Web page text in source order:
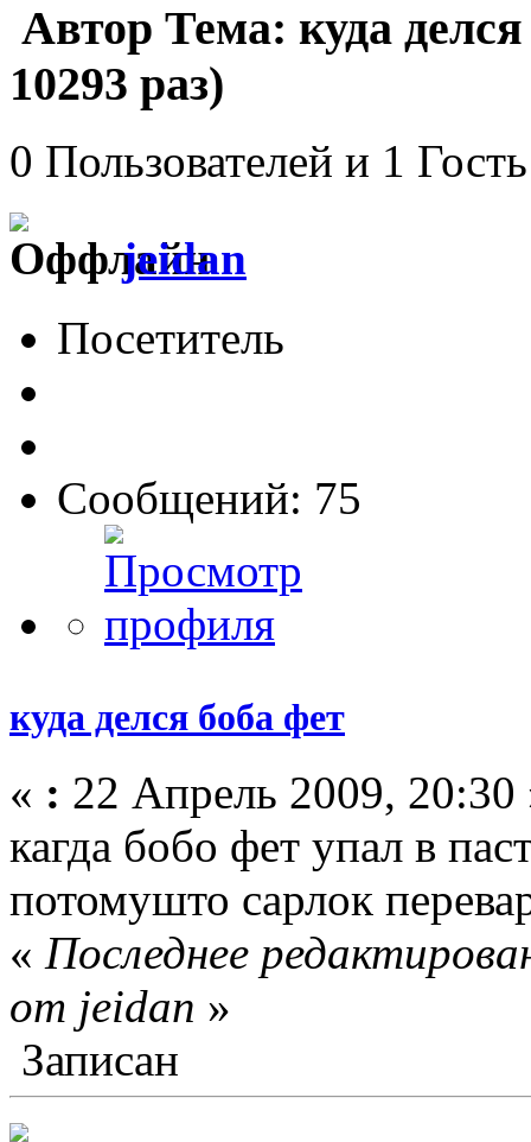
Автор Тема: куда
10293 раз)
0 Пользователей и 1
jeidan
Посетитель
Сообщений: 75
куда делся боба фет
« : 22 Апрель 2009, 20:30
кагда бобо фет упал в
потомушто сарлок
« Последнее
от jeidan »
Записан